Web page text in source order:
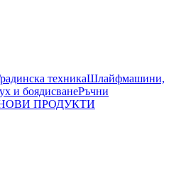
техникаШлайфмашини,
и боядисванеРъчни
ПРОДУКТИ